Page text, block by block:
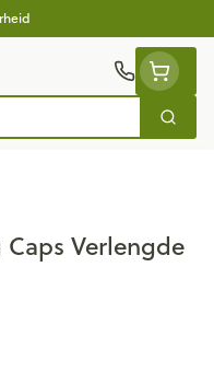
Zoek
Caps Verlengde